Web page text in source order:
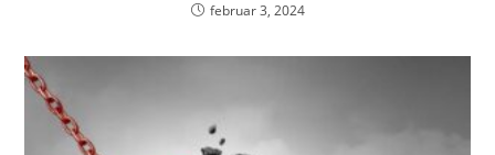
februar 3, 2024